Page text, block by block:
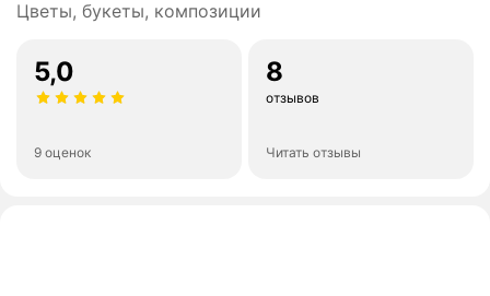
Цветы, букеты, композиции
5,0
9 оценок
8
отзывов
Читать отзывы